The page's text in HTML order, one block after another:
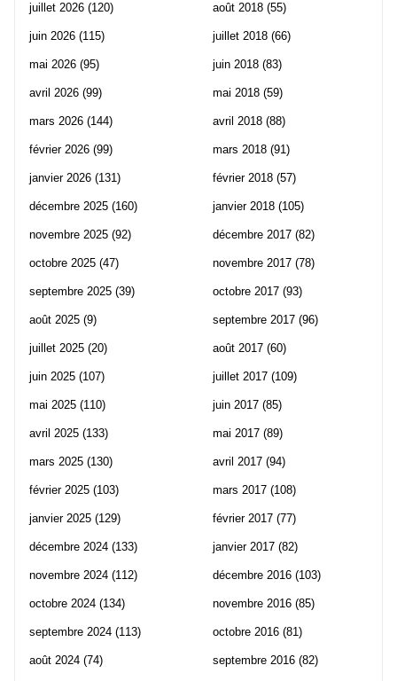
juillet 2026 (120)
juin 2026 (115)
mai 2026 (95)
avril 2026 (99)
mars 2026 (144)
février 2026 (99)
janvier 2026 (131)
décembre 2025 (160)
novembre 2025 (92)
octobre 2025 (47)
septembre 2025 (39)
août 2025 (9)
juillet 2025 (20)
juin 2025 (107)
mai 2025 (110)
avril 2025 (133)
mars 2025 (130)
février 2025 (103)
janvier 2025 (129)
décembre 2024 (133)
novembre 2024 (112)
octobre 2024 (134)
septembre 2024 (113)
août 2024 (74)
août 2018 (55)
juillet 2018 (66)
juin 2018 (83)
mai 2018 (59)
avril 2018 (88)
mars 2018 (91)
février 2018 (57)
janvier 2018 (105)
décembre 2017 (82)
novembre 2017 (78)
octobre 2017 (93)
septembre 2017 (96)
août 2017 (60)
juillet 2017 (109)
juin 2017 (85)
mai 2017 (89)
avril 2017 (94)
mars 2017 (108)
février 2017 (77)
janvier 2017 (82)
décembre 2016 (103)
novembre 2016 (85)
octobre 2016 (81)
septembre 2016 (82)